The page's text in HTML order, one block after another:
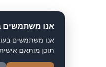
אנו משתמשים בעוגיות
אנו משתמשים בעוגיות כדי
תוכן מותאם אישית ולנתח